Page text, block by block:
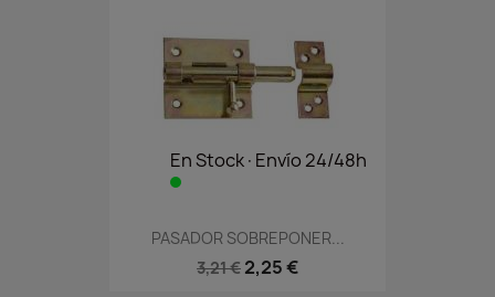
En Stock·Envío 24/48h
PASADOR SOBREPONER...
3,21 € 2,25 €